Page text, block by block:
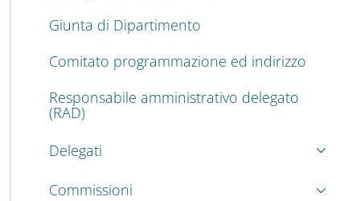
Giunta di Dipartimento
Comitato programmazione ed indirizzo
Responsabile amministrativo delegato
(RAD)
Delegati
Commissioni